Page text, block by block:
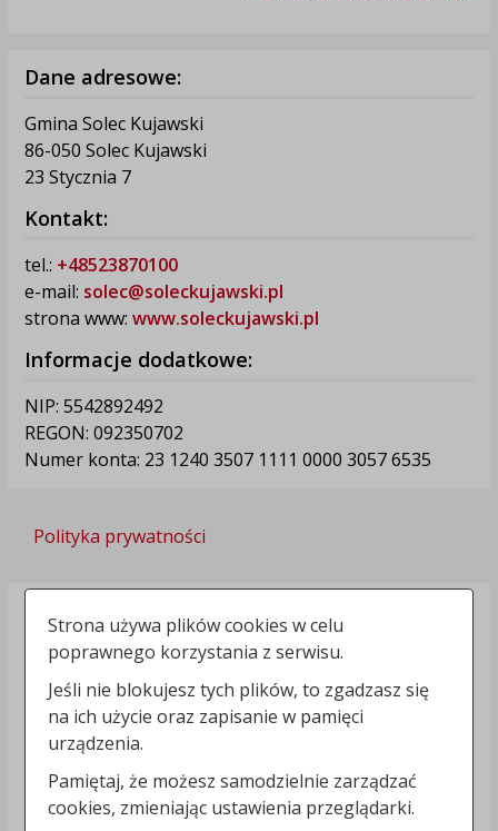
Dane adresowe:
Gmina Solec Kujawski
86-050 Solec Kujawski
23 Stycznia 7
Kontakt:
tel.: +48523870100
e-mail: solec@soleckujawski.pl
strona www: www.soleckujawski.pl
Informacje dodatkowe:
NIP: 5542892492
REGON: 092350702
Numer konta: 23 1240 3507 1111 0000 3057 6535
Polityka prywatności
Strona używa plików cookies w celu
poprawnego korzystania z serwisu.
Jeśli nie blokujesz tych plików, to zgadzasz się
na ich użycie oraz zapisanie w pamięci
urządzenia.
Pamiętaj, że możesz samodzielnie zarządzać
cookies, zmieniając ustawienia przeglądarki.